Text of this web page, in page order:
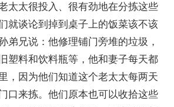
太太很投入、很有劲地在分拣这些
就谈论到掉到桌子上的饭菜该不该
弟兄说：他修理铺门旁堆的垃圾，
塑料和饮料瓶等，他和妻子每天都
，因为他们知道这个老太太每两天
口来拣。他们原本也可以收拾这些